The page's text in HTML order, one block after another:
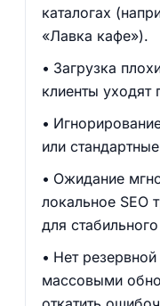
каталогах
«Лавка кафе»).
Загрузка
клиенты уходят
или
Ожидание
локальное SEO
для
Нет
массовыми